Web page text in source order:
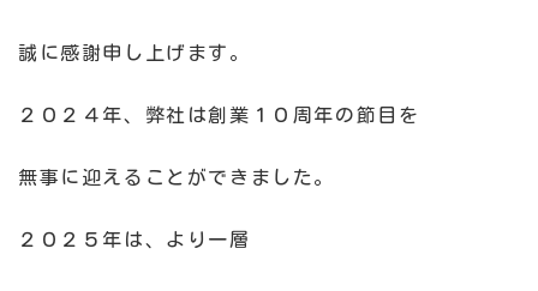
誠に感謝申し上げます。
２０２４年、弊社は創業１０周年の節目を
無事に迎えることができました。
２０２５年は、より一層